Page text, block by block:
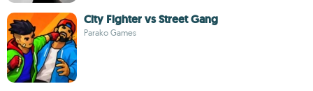
City Fighter vs Street Gang
Parako Games